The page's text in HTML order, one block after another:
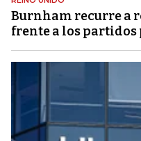
Burnham recurre a
frente a los